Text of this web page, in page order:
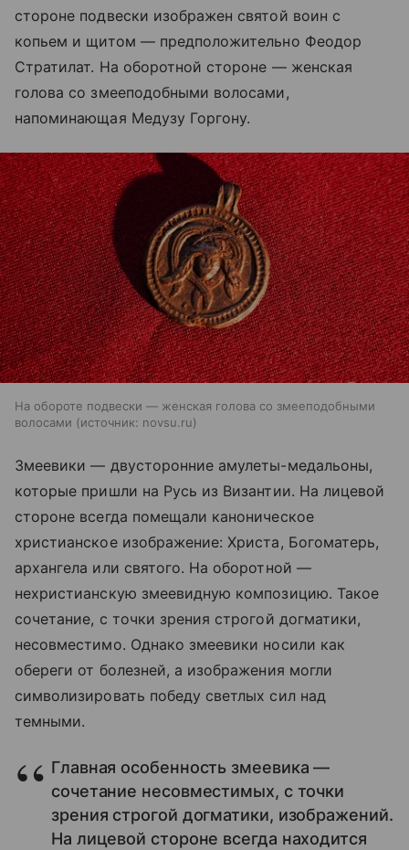
стороне подвески изображен святой воин с
копьем и щитом — предположительно Феодор
Стратилат. На оборотной стороне — женская
голова со змееподобными волосами,
напоминающая Медузу Горгону.
На обороте подвески — женская голова со змееподобными
волосами
источник: novsu.ru
Змеевики — двусторонние амулеты-медальоны,
которые пришли на Русь из Византии. На лицевой
стороне всегда помещали каноническое
христианское изображение: Христа, Богоматерь,
архангела или святого. На оборотной —
нехристианскую змеевидную композицию. Такое
сочетание, с точки зрения строгой догматики,
несовместимо. Однако змеевики носили как
обереги от болезней, а изображения могли
символизировать победу светлых сил над
темными.
Главная особенность змеевика —
сочетание несовместимых, с точки
зрения строгой догматики, изображений.
На лицевой стороне всегда находится